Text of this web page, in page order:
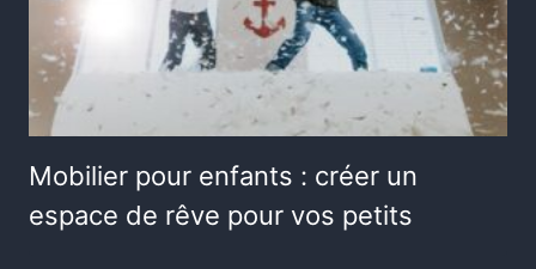
Mobilier pour enfants : créer un
espace de rêve pour vos petits